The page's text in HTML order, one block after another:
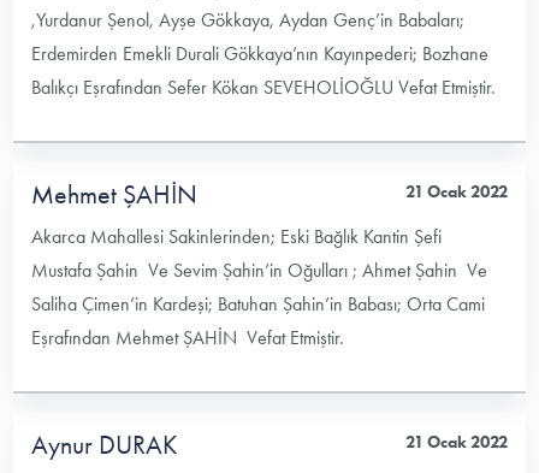
,Yurdanur Şenol, Ayşe Gökkaya, Aydan Genç’in Babaları;
Erdemirden Emekli Durali Gökkaya’nın Kayınpederi; Bozhane
Balıkçı Eşrafından Sefer Kökan SEVEHOLİOĞLU Vefat Etmiştir.
Mehmet ŞAHİN 21 Ocak 2022
Akarca Mahallesi Sakinlerinden; Eski Bağlık Kantin Şefi
Mustafa Şahin Ve Sevim Şahin’in Oğulları ; Ahmet Şahin Ve
Saliha Çimen’in Kardeşi; Batuhan Şahin’in Babası; Orta Cami
Eşrafından Mehmet ŞAHİN Vefat Etmiştir.
Aynur DURAK 21 Ocak 2022